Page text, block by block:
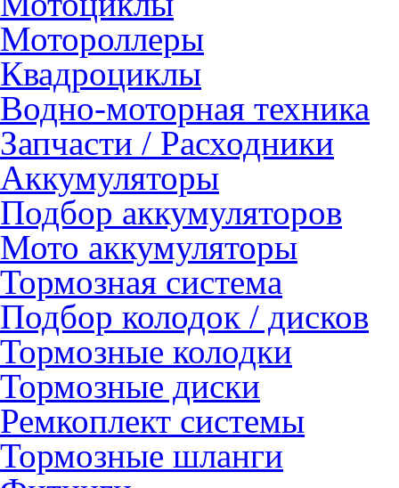
Мотороллеры
Квадроциклы
Водно-моторная техника
Запчасти / Расходники
Аккумуляторы
Подбор аккумуляторов
Мото аккумуляторы
Тормозная система
Подбор колодок / дисков
Тормозные колодки
Тормозные диски
Ремкоплект системы
Тормозные шланги